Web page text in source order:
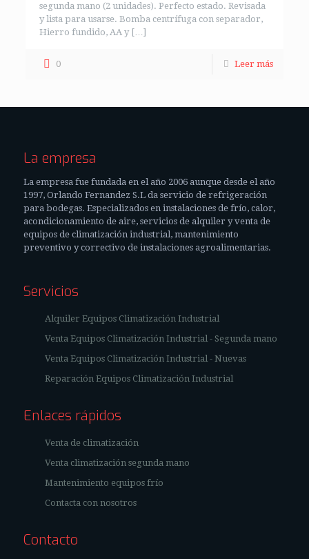
segunda mano (2 unidades). Perfecto estado. Revisada
y lista para usarse. Bomba centrífuga con separador,
Hierro fundido, AA y […]
0 Leer más
La empresa
La empresa fue fundada en el año 2006 aunque desde el año
1997, Orlando Fernandez S.L da servicio de refrigeración
para bodegas. Especializados en instalaciones de frío, calor,
acondicionamiento de aire, servicios de alquiler y venta de
equipos de climatización industrial, mantenimiento
preventivo y correctivo de instalaciones agroalimentarias.
Servicios
Alquiler Equipos Climatización Industrial
Venta Equipos Climatización Industrial - Segunda mano
Venta Equipos Climatización Industrial - Nuevas
Reparación Equipos Climatización Industrial
Enlaces rápidos
Venta de climatización
Venta climatización segunda mano
Mantenimiento equipos frío
Contacta con nosotros
Contacto